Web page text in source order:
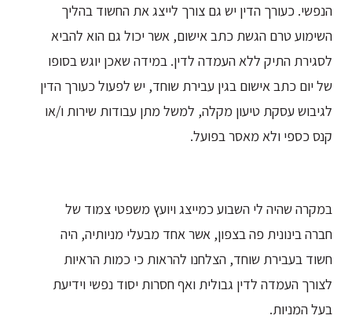
הנפשי. כעורך הדין יש גם צורך לייצג את החשוד בהליך
השימוע טרם הגשת כתב אישום, אשר יכול גם הוא להביא
לסגירת התיק ללא העמדה לדין. במידה שאכן יוגש בסופו
של יום כתב אישום בגין עבירת שוחד, יש לפעול כעורך הדין
לגיבוש עסקת טיעון מקלה, למשל מתן עבודות שירות ו/או
קנס כספי ולא מאסר בפועל.
במקרה שהיה לי השבוע כמייצג ויועץ משפטי צמוד של
חברה בינונית פה בצפון, אשר אחד מבעלי מניותיה, היה
חשוד בעבירת שוחד, הצלחנו להראות כי כמות הראיות
לצורך העמדה לדין גבולית ואף חסרות יסוד נפשי וידיעת
בעל המניות.